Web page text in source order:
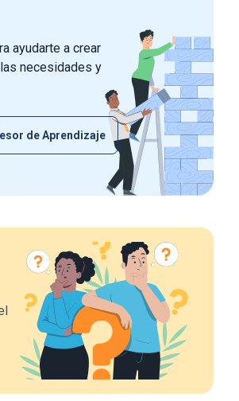
ayudarte a crear
necesidades y
de Aprendizaje